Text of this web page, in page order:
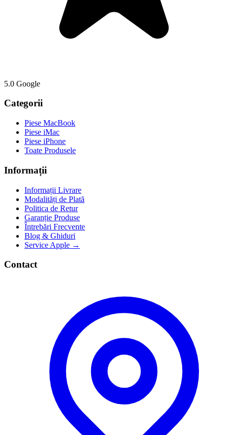
5.0 Google
Categorii
Piese MacBook
Piese iMac
Piese iPhone
Toate Produsele
Informații
Informații Livrare
Modalități de Plată
Politica de Retur
Garanție Produse
Întrebări Frecvente
Blog & Ghiduri
Service Apple →
Contact